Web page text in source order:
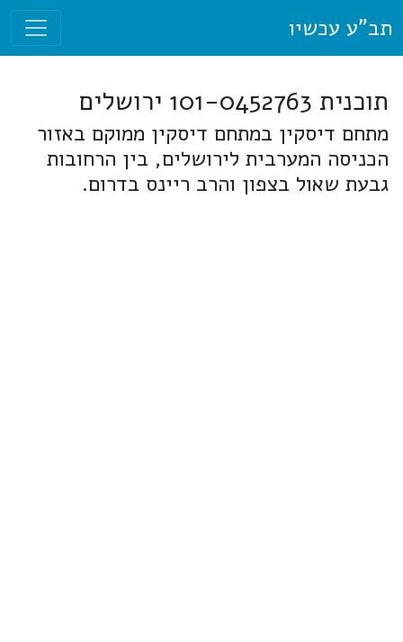
תב"ע עכשיו
תוכנית 101-0452763 ירושלים
מתחם דיסקין במתחם דיסקין ממוקם באזור
הכניסה המערבית לירושלים, בין הרחובות
גבעת שאול בצפון והרב ריינס בדרום.